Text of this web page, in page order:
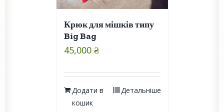
Крюк для мішків типу
Big Bag
45,000 ₴
Додати в
кошик
Детальніше